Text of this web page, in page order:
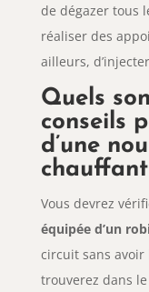
de dégazer tous
réaliser des
ailleurs,
Quels
conseils
d’une
Vous devrez
équipée d’un
circuit sans avoir
trouverez dans